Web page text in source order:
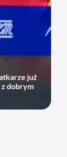
już
z dobrym